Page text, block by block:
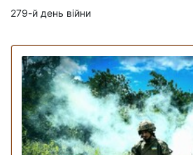
279-й день війни